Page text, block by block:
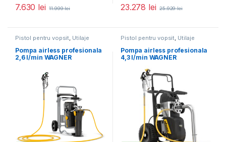
7.630 lei 11.999lei 23.278 lei 25.929lei
Pistol pentru vopsit Utilaje
pentru construcții
Pompa airless profesionala
2,6 l/min WAGNER
Spraypack
Pistol pentru vopsit Utilaje
pentru construcții
Pompa airless profesionala
4,3 l/min WAGNER